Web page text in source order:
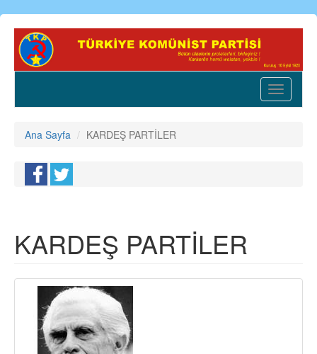
Ana
içeriğe
Toggle
Ana Sayfa KARDEŞ PARTİLER
KARDEŞ PARTİLER